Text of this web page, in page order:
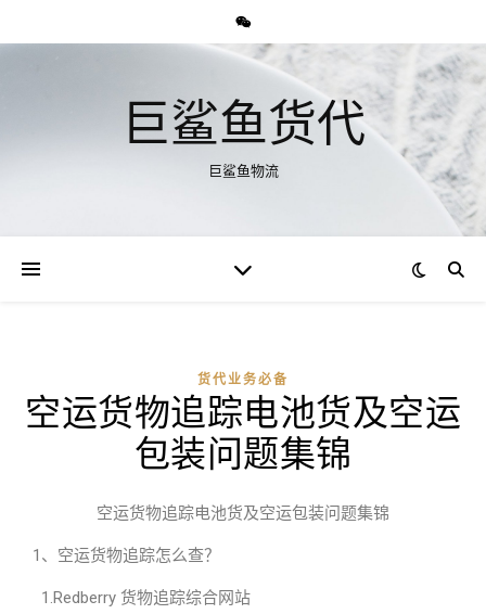
巨鲨鱼货代
巨鲨鱼物流
货代业务必备
空运货物追踪电池货及空运
包装问题集锦
空运货物追踪电池货及空运包装问题集锦
1、空运货物追踪怎么查？
1.Redberry 货物追踪综合网站